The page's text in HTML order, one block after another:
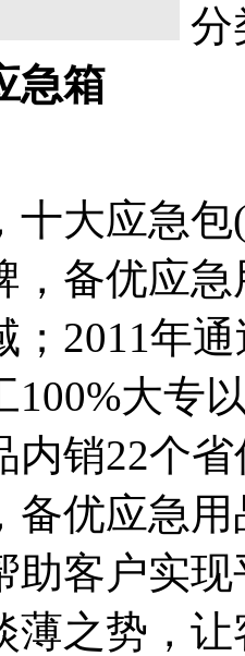
分
急箱
十大应急
，备优应
；2011年
100%大专
内销22个
备优应急
助客户实
薄之势，